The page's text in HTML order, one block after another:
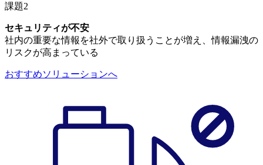
課題2
セキュリティが不安
社内の重要な情報を社外で取り扱うことが増え、情報漏洩の
リスクが高まっている
おすすめソリューションへ